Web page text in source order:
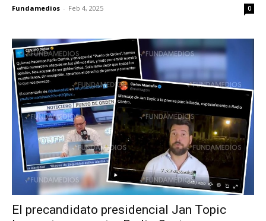
Fundamedios - Feb 4, 2025 0
El precandidato presidencial Jan Topic